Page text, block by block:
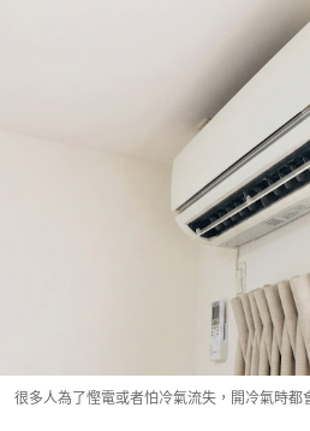
很多人為了慳電或者怕冷氣流失，開冷氣時都